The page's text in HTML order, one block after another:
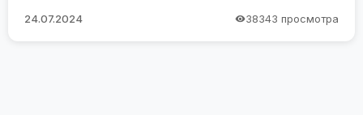
24.07.2024 38343 просмотра